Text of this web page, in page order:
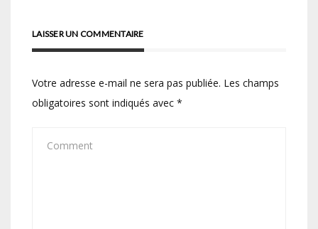
LAISSER UN COMMENTAIRE
Votre adresse e-mail ne sera pas publiée. Les champs
obligatoires sont indiqués avec *